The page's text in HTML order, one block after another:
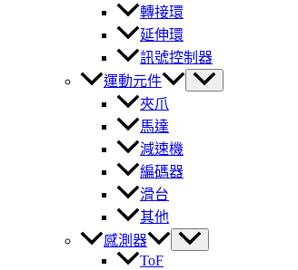
轉接環
延伸環
訊號控制器
運動元件
夾爪
馬達
減速機
編碼器
滑台
其他
感測器
ToF